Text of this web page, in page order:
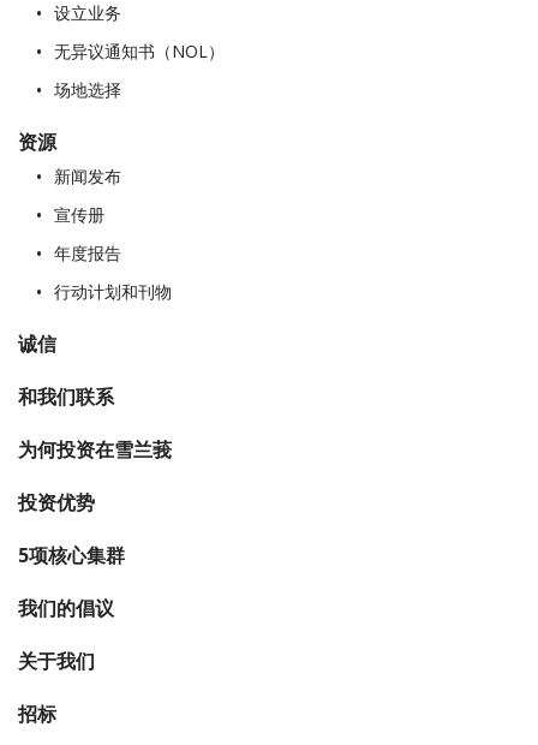
这不是您要找
设立业务
无异议通知书（NOL）
场地选择
资源
新闻发布
宣传册
年度报告
行动计划和刊物
诚信
和我们联系
为何投资在雪兰莪
投资优势
5项核心集群
我们的倡议
关于我们
招标